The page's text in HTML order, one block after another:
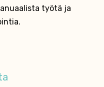
työtä ja